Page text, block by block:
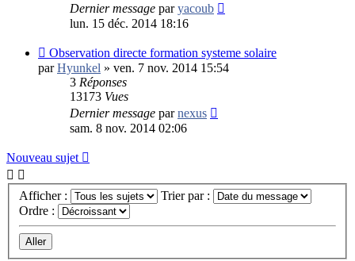
Dernier message paryacoub
lun. 15 déc. 2014 18:16
Observation directe formation systeme solaire
parHyunkel » ven. 7 nov. 2014 15:54
3 Réponses
13173 Vues
Dernier message parnexus
sam. 8 nov. 2014 02:06
Nouveau sujet
Afficher :
Trier par :
Ordre :